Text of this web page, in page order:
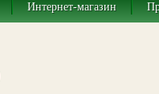
Интернет-магазин